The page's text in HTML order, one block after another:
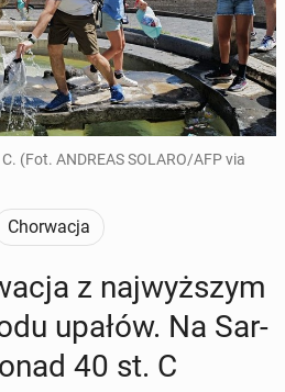
(Fot. ANDREAS SOLARO/AFP via
Chorwacja
z naj­wyż­szym
upałów. Na Sar­
40 st. C